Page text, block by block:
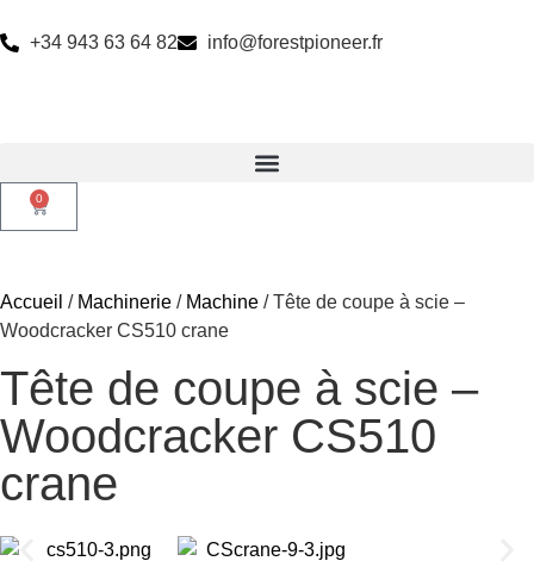
+34 943 63 64 82 info@forestpioneer.fr
0
Accueil / Machinerie / Machine / Tête de coupe à scie –
Woodcracker CS510 crane
Tête de coupe à scie –
Woodcracker CS510
crane